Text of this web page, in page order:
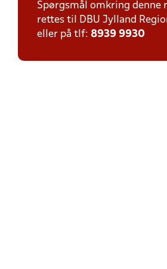
Spørgsmål omkring denne
rettes til DBU Jylland
eller på tlf: 8939 9930